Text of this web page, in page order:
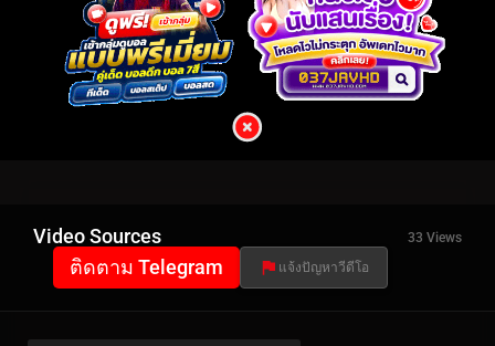
Video Sources 33 Views
ติดตาม Telegram แจ้งปัญหาวีดีโอ